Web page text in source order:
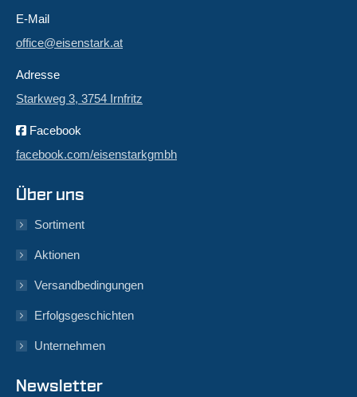
E-Mail
office@eisenstark.at
Adresse
Starkweg 3, 3754 Irnfritz
Facebook
facebook.com/eisenstarkgmbh
Über uns
Sortiment
Aktionen
Versandbedingungen
Erfolgsgeschichten
Unternehmen
Newsletter